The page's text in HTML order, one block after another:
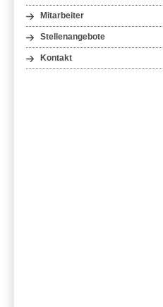
Mitarbeiter
Stellenangebote
Kontakt